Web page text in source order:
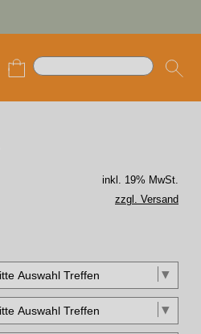
inkl. 19% MwSt.
zzgl. Versand